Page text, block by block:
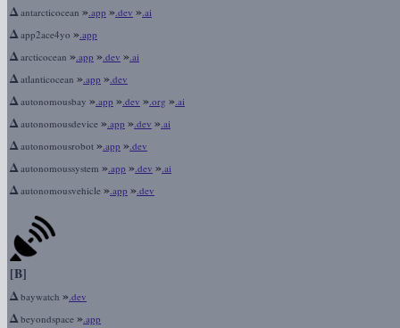
Δantarcticocean ».app ».dev ».ai
Δapp2ace4yo ».app
Δarcticocean ».app ».dev ».ai
Δatlanticocean ».app ».dev
Δautonomousbay ».app ».dev ».org ».ai
Δautonomousdevice ».app ».dev ».ai
Δautonomousrobot ».app ».dev
Δautonomoussystem ».app ».dev ».ai
Δautonomousvehicle ».app ».dev
[B]
Δbaywatch ».dev
Δbeyondspace ».app